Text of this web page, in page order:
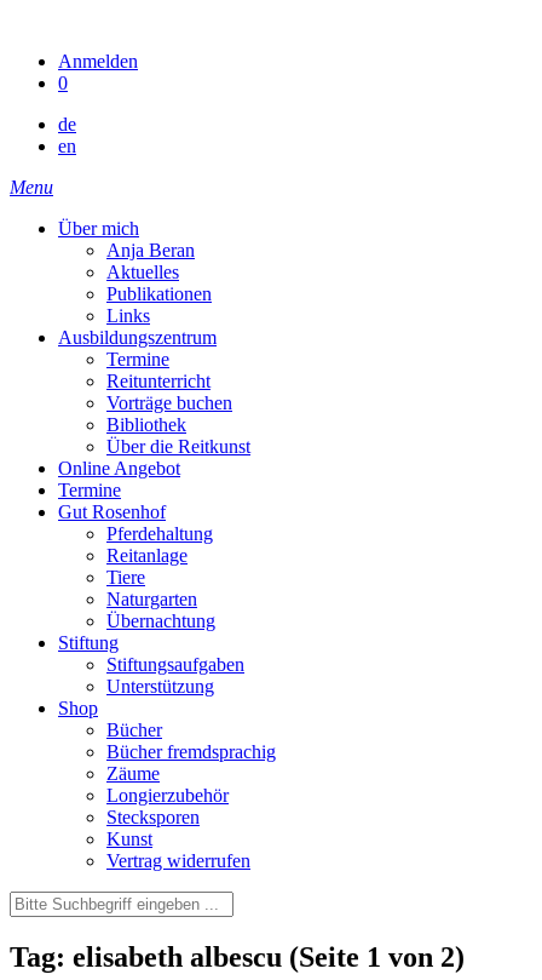
contentAnmelden
0
de
en
Menu
Über mich
Anja Beran
Aktuelles
Publikationen
Links
Ausbildungszentrum
Termine
Reitunterricht
Vorträge buchen
Bibliothek
Über die Reitkunst
Online Angebot
Termine
Gut Rosenhof
Pferdehaltung
Reitanlage
Tiere
Naturgarten
Übernachtung
Stiftung
Stiftungsaufgaben
Unterstützung
Shop
Bücher
Bücher fremdsprachig
Zäume
Longierzubehör
Stecksporen
Kunst
Vertrag widerrufen
Tag: elisabeth albescu (Seite 1 von 2)